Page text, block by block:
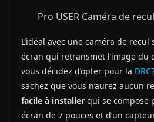
Pro USER Caméra de
L’idéal avec une caméra de
écran qui retransmet l’image du
vous décidez d’opter pour la
sachez que vous n’aurez aucun
facile à installer qui se compose
écran de 7 pouces et d’un